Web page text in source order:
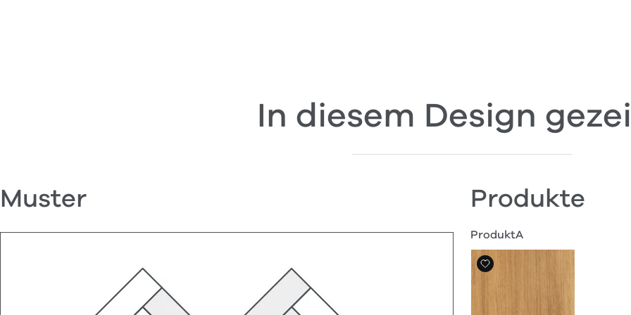
In diesem Design
Muster Produkte
ProduktA